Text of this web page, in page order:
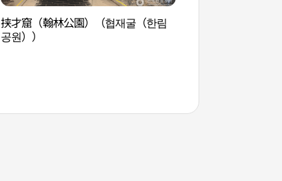
挟才窟（翰林公園）（협재굴（한림
공원））